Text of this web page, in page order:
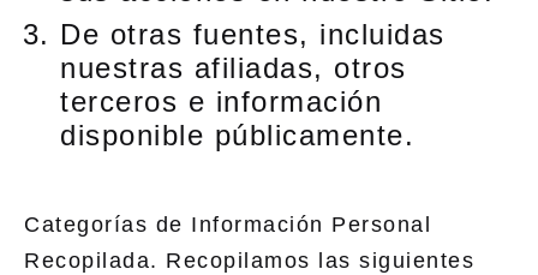
De otras fuentes, incluidas
nuestras afiliadas, otros
terceros e información
disponible públicamente.
Categorías de Información Personal
Recopilada. Recopilamos las siguientes